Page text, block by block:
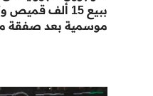
موسمية بعد صفقة